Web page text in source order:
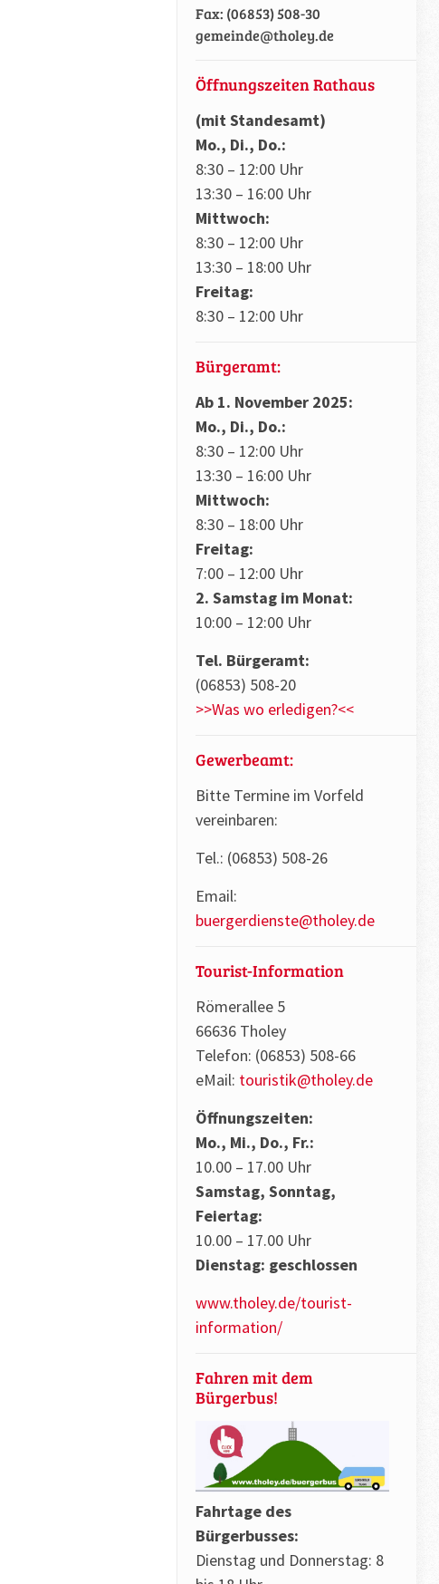
Fax: (06853) 508-30
gemeinde@tholey.de
Öffnungszeiten Rathaus
(mit Standesamt)
Mo., Di., Do.:
8:30 – 12:00 Uhr
13:30 – 16:00 Uhr
Mittwoch:
8:30 – 12:00 Uhr
13:30 – 18:00 Uhr
Freitag:
8:30 – 12:00 Uhr
Bürgeramt:
Ab 1. November 2025:
Mo., Di., Do.:
8:30 – 12:00 Uhr
13:30 – 16:00 Uhr
Mittwoch:
8:30 – 18:00 Uhr
Freitag:
7:00 – 12:00 Uhr
2. Samstag im Monat:
10:00 – 12:00 Uhr
Tel. Bürgeramt:
(06853) 508-20
>>Was wo erledigen?<<
Gewerbeamt:
Bitte Termine im Vorfeld
vereinbaren:
Tel.: (06853) 508-26
Email:
buergerdienste@tholey.de
Tourist-Information
Römerallee 5
66636 Tholey
Telefon: (06853) 508-66
eMail: touristik@tholey.de
Öffnungszeiten:
Mo., Mi., Do., Fr.:
10.00 – 17.00 Uhr
Samstag, Sonntag,
Feiertag:
10.00 – 17.00 Uhr
Dienstag: geschlossen
www.tholey.de/tourist-
information/
Fahren mit dem
Bürgerbus!
Fahrtage des
Bürgerbusses:
Dienstag und Donnerstag: 8